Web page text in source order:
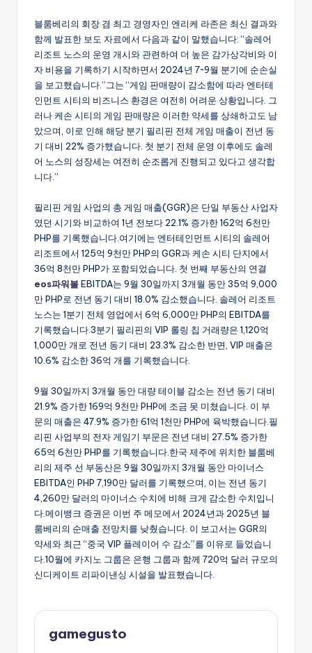
블룸베리의 회장 겸 최고 경영자인 엔리케 라존은 최신 결과와
함께 발표한 보도 자료에서 다음과 같이 말했습니다: “솔레어
리조트 노스의 운영 개시와 관련하여 더 높은 감가상각비와 이
자 비용을 기록하기 시작하면서 2024년 7~9월 분기에 순손실
을 보고했습니다.”그는 “게임 판매량이 감소함에 따라 엔터테
인먼트 시티의 비즈니스 환경은 여전히 어려운 상황입니다. 그
러나 케손 시티의 게임 판매량은 이러한 약세를 상쇄하고도 남
았으며, 이로 인해 해당 분기 필리핀 전체 게임 매출이 전년 동
기 대비 22% 증가했습니다. 첫 분기 전체 운영 이후에도 솔레
어 노스의 성장세는 여전히 순조롭게 진행되고 있다고 생각합
니다.”
필리핀 게임 사업의 총 게임 매출(GGR)은 단일 부동산 사업자
였던 시기와 비교하여 1년 전보다 22.1% 증가한 162억 6천만
PHP를 기록했습니다.여기에는 엔터테인먼트 시티의 솔레어
리조트에서 125억 9천만 PHP의 GGR과 케손 시티 단지에서
36억 8천만 PHP가 포함되었습니다. 첫 번째 부동산의 연결
eos파워볼EBITDA는 9월 30일까지 3개월 동안 35억 9,000
만 PHP로 전년 동기 대비 18.0% 감소했습니다. 솔레어 리조트
노스는 1분기 전체 영업에서 6억 6,000만 PHP의 EBITDA를
기록했습니다.3분기 필리핀의 VIP 롤링 칩 거래량은 1,120억
1,000만 개로 전년 동기 대비 23.3% 감소한 반면, VIP 매출은
10.6% 감소한 36억 개를 기록했습니다.
9월 30일까지 3개월 동안 대량 테이블 감소는 전년 동기 대비
21.9% 증가한 169억 9천만 PHP에 조금 못 미쳤습니다. 이 부
문의 매출은 47.9% 증가한 61억 1천만 PHP에 육박했습니다.필
리핀 사업부의 전자 게임기 부문은 전년 대비 27.5% 증가한
65억 6천만 PHP를 기록했습니다.한국 제주에 위치한 블룸베
리의 제주 선 부동산은 9월 30일까지 3개월 동안 마이너스
EBITDA인 PHP 7,190만 달러를 기록했으며, 이는 전년 동기
4,260만 달러의 마이너스 수치에 비해 크게 감소한 수치입니
다.메이뱅크 증권은 이번 주 메모에서 2024년과 2025년 블
룸베리의 순매출 전망치를 낮췄습니다. 이 보고서는 GGR의
약세와 최근 “중국 VIP 플레이어 수 감소”를 이유로 들었습니
다.10월에 카지노 그룹은 은행 그룹과 함께 720억 달러 규모의
신디케이트 리파이낸싱 시설을 발표했습니다.
gamegusto